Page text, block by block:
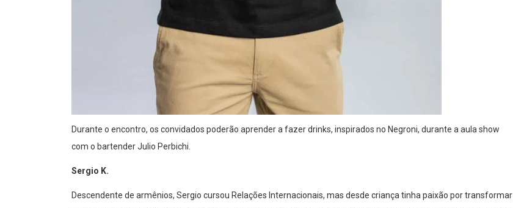
Durante o encontro, os convidados poderão aprender a fazer drinks, inspirados no Negroni, durante a aula show
com o bartender Julio Perbichi.
Sergio K.
Descendente de armênios, Sergio cursou Relações Internacionais, mas desde criança tinha paixão por transformar